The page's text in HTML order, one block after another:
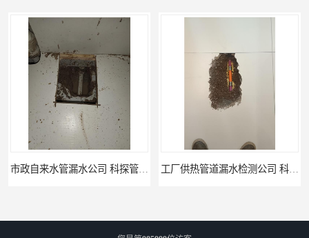
市政自来水管漏水公司 科探管道工程 工厂供热管道漏水检测公司 科探管道工程